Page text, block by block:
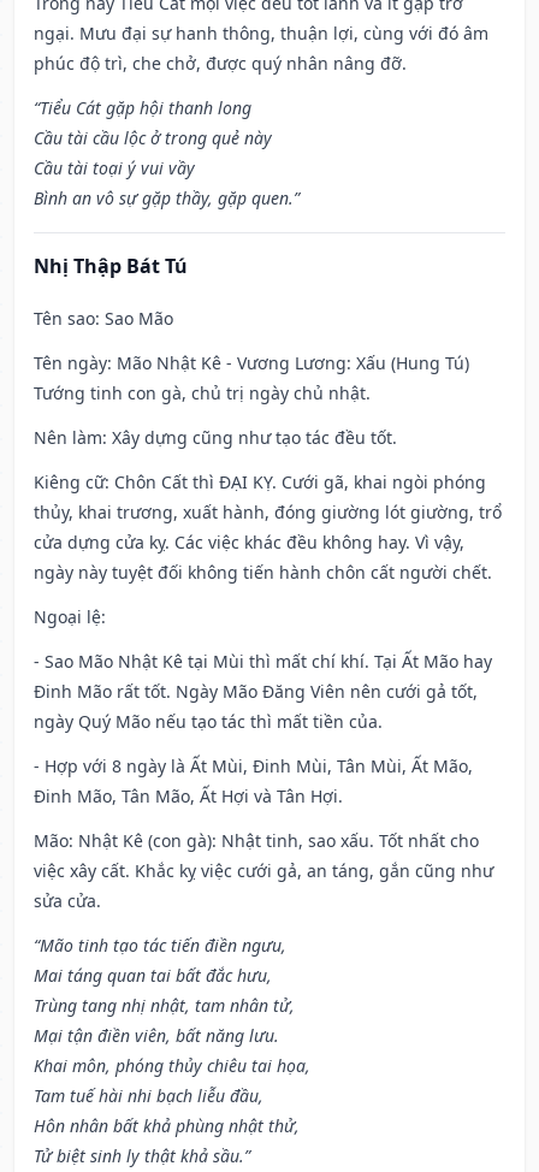
ngại. Mưu đại sự hanh thông, thuận lợi, cùng với đó âm
phúc độ trì, che chở, được quý nhân nâng đỡ.
“Tiểu Cát gặp hội thanh long
Cầu tài cầu lộc ở trong quẻ này
Cầu tài toại ý vui vầy
Bình an vô sự gặp thầy, gặp quen.”
Nhị Thập Bát Tú
Tên sao: Sao Mão
Tên ngày: Mão Nhật Kê - Vương Lương: Xấu (Hung Tú)
Tướng tinh con gà, chủ trị ngày chủ nhật.
Nên làm: Xây dựng cũng như tạo tác đều tốt.
Kiêng cữ: Chôn Cất thì ĐẠI KỴ. Cưới gã, khai ngòi phóng
thủy, khai trương, xuất hành, đóng giường lót giường, trổ
cửa dựng cửa kỵ. Các việc khác đều không hay. Vì vậy,
ngày này tuyệt đối không tiến hành chôn cất người chết.
Ngoại lệ:
- Sao Mão Nhật Kê tại Mùi thì mất chí khí. Tại Ất Mão hay
Đinh Mão rất tốt. Ngày Mão Đăng Viên nên cưới gả tốt,
ngày Quý Mão nếu tạo tác thì mất tiền của.
- Hợp với 8 ngày là Ất Mùi, Đinh Mùi, Tân Mùi, Ất Mão,
Đinh Mão, Tân Mão, Ất Hợi và Tân Hợi.
Mão: Nhật Kê (con gà): Nhật tinh, sao xấu. Tốt nhất cho
việc xây cất. Khắc kỵ việc cưới gả, an táng, gắn cũng như
sửa cửa.
“Mão tinh tạo tác tiến điền ngưu,
Mai táng quan tai bất đắc hưu,
Trùng tang nhị nhật, tam nhân tử,
Mại tận điền viên, bất năng lưu.
Khai môn, phóng thủy chiêu tai họa,
Tam tuế hài nhi bạch liễu đầu,
Hôn nhân bất khả phùng nhật thử,
Tử biệt sinh ly thật khả sầu.”